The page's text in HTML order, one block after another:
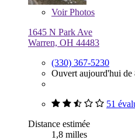
VoirPhotos
1645 N Park Ave
Warren, OH 44483
(330) 367-5230
Ouvert aujourd'hui de
51
Distance estimée
1,8 milles